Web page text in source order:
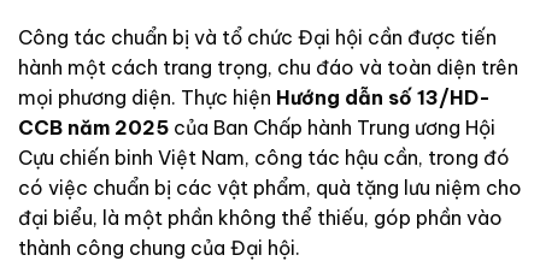
Công tác chuẩn bị và tổ chức Đại hội cần được tiến
hành một cách trang trọng, chu đáo và toàn diện trên
mọi phương diện. Thực hiện Hướng dẫn số 13/HD-
CCB năm 2025 của Ban Chấp hành Trung ương Hội
Cựu chiến binh Việt Nam, công tác hậu cần, trong đó
có việc chuẩn bị các vật phẩm, quà tặng lưu niệm cho
đại biểu, là một phần không thể thiếu, góp phần vào
thành công chung của Đại hội.